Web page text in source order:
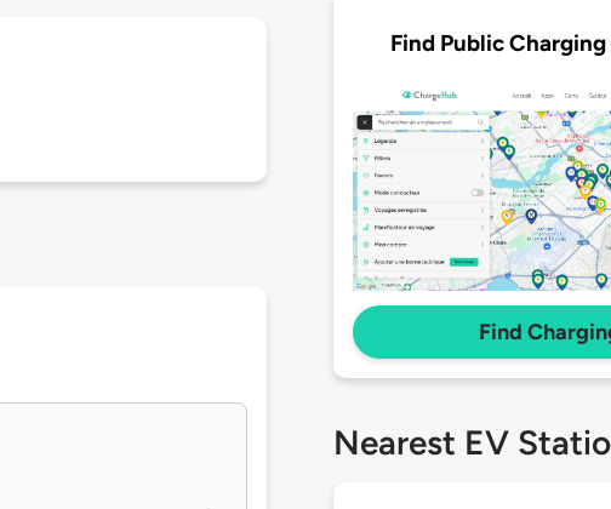
Find Public
Find
Nearest EV